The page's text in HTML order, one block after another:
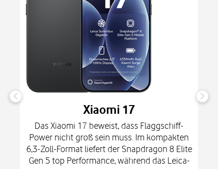
Xiaomi 17
Das Xiaomi 17 beweist, dass Flaggschiff-
Power nicht groß sein muss. Im kompakten
6,3-Zoll-Format liefert der Snapdragon 8 Elite
Gen 5 top Performance, während das Leica-